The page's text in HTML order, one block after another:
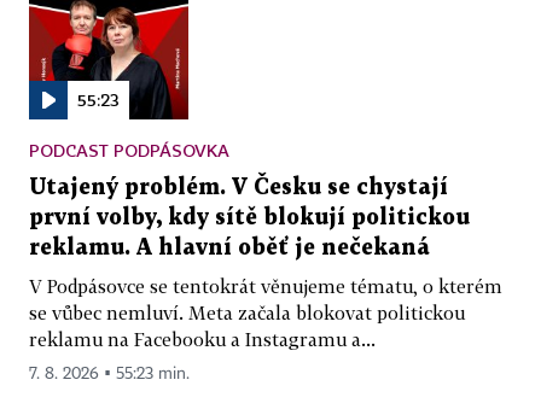
55:23
PODCAST PODPÁSOVKA
Utajený problém. V Česku se chystají
první volby, kdy sítě blokují politickou
reklamu. A hlavní oběť je nečekaná
V Podpásovce se tentokrát věnujeme tématu, o kterém
se vůbec nemluví. Meta začala blokovat politickou
reklamu na Facebooku a Instagramu a...
7. 8. 2026 ▪ 55:23 min.